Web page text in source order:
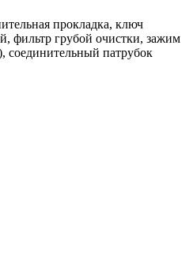
прокладка, ключ
фильтр грубой очистки, зажим
соединительный патрубок